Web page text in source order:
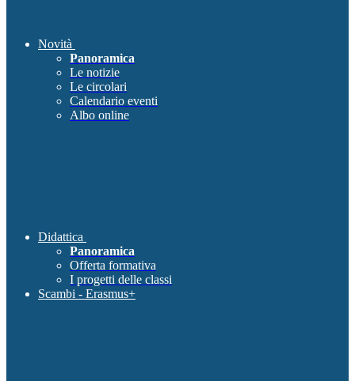
Novità
Panoramica
Le notizie
Le circolari
Calendario eventi
Albo online
Didattica
Panoramica
Offerta formativa
I progetti delle classi
Scambi - Erasmus+